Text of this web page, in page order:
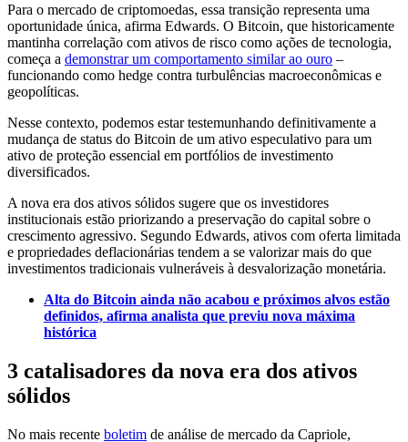
Para o mercado de criptomoedas, essa transição representa uma
oportunidade única, afirma Edwards. O Bitcoin, que historicamente
mantinha correlação com ativos de risco como ações de tecnologia,
começa a demonstrar um comportamento similar ao ouro –
funcionando como hedge contra turbulências macroeconômicas e
geopolíticas.
Nesse contexto, podemos estar testemunhando definitivamente a
mudança de status do Bitcoin de um ativo especulativo para um
ativo de proteção essencial em portfólios de investimento
diversificados.
A nova era dos ativos sólidos sugere que os investidores
institucionais estão priorizando a preservação do capital sobre o
crescimento agressivo. Segundo Edwards, ativos com oferta limitada
e propriedades deflacionárias tendem a se valorizar mais do que
investimentos tradicionais vulneráveis à desvalorização monetária.
Alta do Bitcoin ainda não acabou e próximos alvos estão
definidos, afirma analista que previu nova máxima
histórica
3 catalisadores da nova era dos ativos
sólidos
No mais recente boletim de análise de mercado da Capriole,